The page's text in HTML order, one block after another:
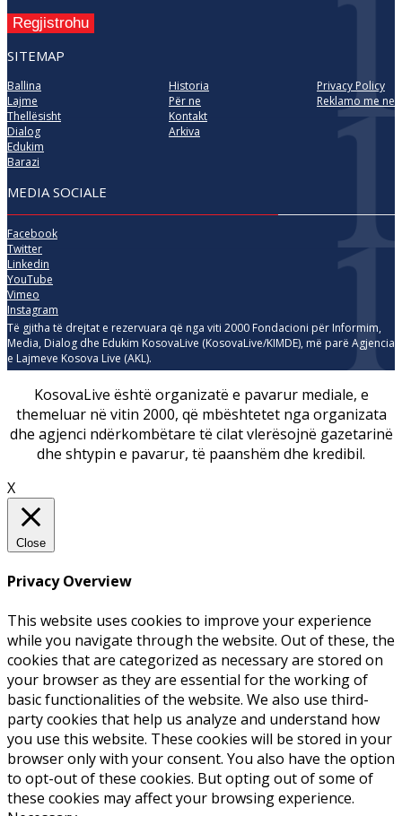
Regjistrohu
SITEMAP
Ballina
Lajme
Thellësisht
Dialog
Edukim
Barazi
Historia
Për ne
Kontakt
Arkiva
Privacy Policy
Reklamo me ne
MEDIA SOCIALE
Facebook
Twitter
Linkedin
YouTube
Vimeo
Instagram
Të gjitha të drejtat e rezervuara që nga viti 2000 Fondacioni për Informim,
Media, Dialog dhe Edukim KosovaLive (KosovaLive/KIMDE), më parë Agjencia
e Lajmeve Kosova Live (AKL).
KosovaLive është organizatë e pavarur mediale, e
themeluar në vitin 2000, që mbështetet nga organizata
dhe agjenci ndërkombëtare të cilat vlerësojnë gazetarinë
dhe shtypin e pavarur, të paanshëm dhe kredibil.
X
Close
Privacy Overview
This website uses cookies to improve your experience
while you navigate through the website. Out of these, the
cookies that are categorized as necessary are stored on
your browser as they are essential for the working of
basic functionalities of the website. We also use third-
party cookies that help us analyze and understand how
you use this website. These cookies will be stored in your
browser only with your consent. You also have the option
to opt-out of these cookies. But opting out of some of
these cookies may affect your browsing experience.